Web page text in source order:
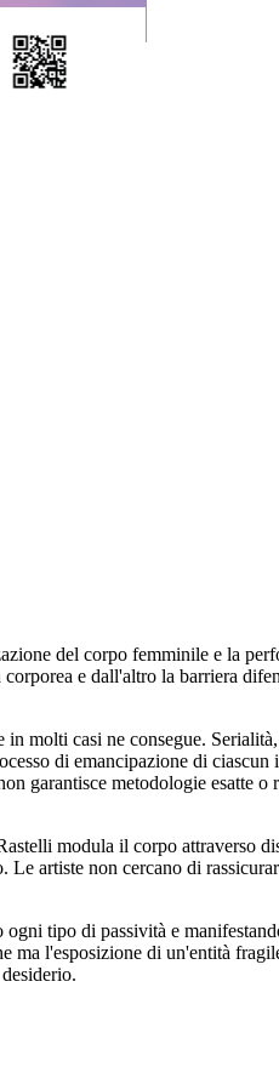
del corpo femminile e la
e dall'altro la barriera
molti casi ne consegue.
di emancipazione di
garantisce metodologie esatte o
modula il corpo attraverso
artiste non cercano di
tipo di passività e
l'esposizione di un'entità